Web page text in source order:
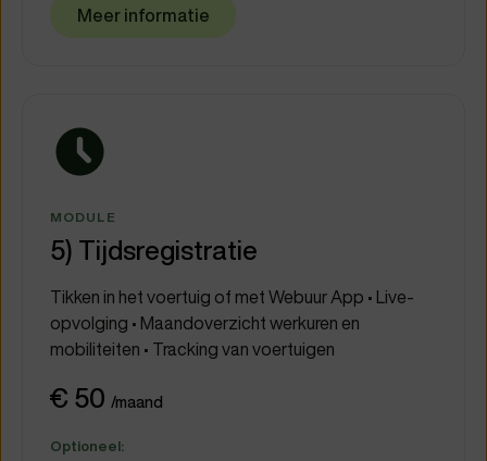
Meer informatie
MODULE
5) Tijdsregistratie
Tikken in het voertuig of met Webuur App • Live-
opvolging • Maandoverzicht werkuren en
mobiliteiten • Tracking van voertuigen
€ 50 /maand
Optioneel: